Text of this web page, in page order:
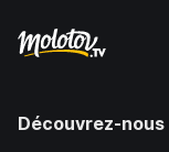
Découvrez-nous